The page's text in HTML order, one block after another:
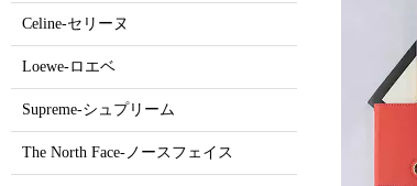
Celine-セリーヌ
Loewe-ロエベ
Supreme-シュプリーム
The North Face-ノースフェイス